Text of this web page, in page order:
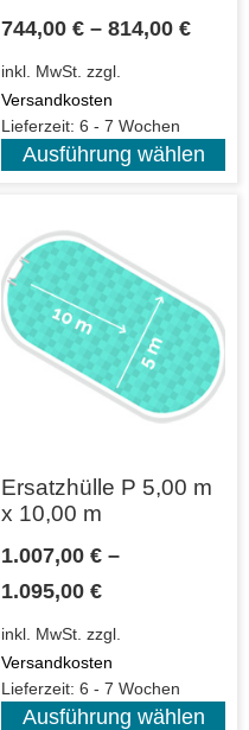
744,00 € – 814,00 €
inkl. MwSt. zzgl.
Versandkosten
Lieferzeit: 6 - 7 Wochen
Ausführung wählen
Ersatzhülle P 5,00 m
x 10,00 m
1.007,00 € –
1.095,00 €
inkl. MwSt. zzgl.
Versandkosten
Lieferzeit: 6 - 7 Wochen
Ausführung wählen